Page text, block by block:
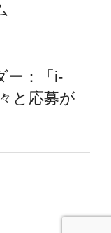
ー：「i-
と応募が